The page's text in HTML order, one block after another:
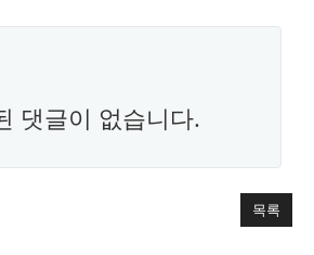
댓글이 없습니다.
목록